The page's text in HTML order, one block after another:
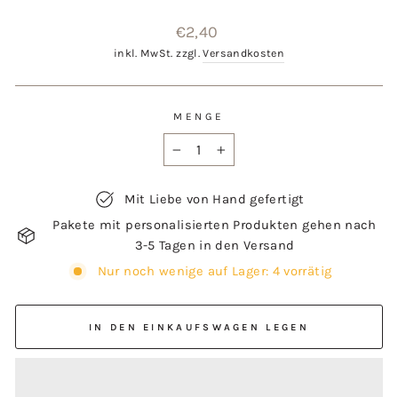
Normaler
Preis
€2,40
inkl. MwSt. zzgl.Versandkosten
MENGE
Mit Liebe von Hand gefertigt
Pakete mit personalisierten Produkten gehen nach
3-5 Tagen in den Versand
Nur noch wenige auf Lager: 4 vorrätig
IN DEN EINKAUFSWAGEN LEGEN